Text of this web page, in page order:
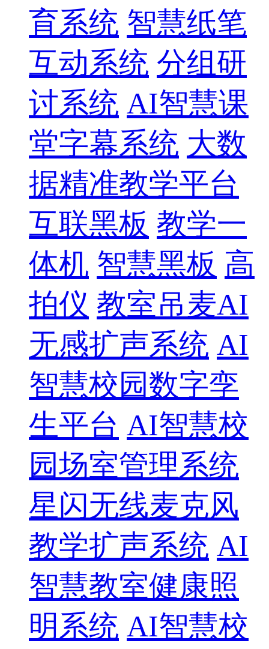
育系统 智慧纸笔
互动系统 分组研
讨系统 AI智慧课
堂字幕系统 大数
据精准教学平台
互联黑板 教学一
体机 智慧黑板 高
拍仪 教室吊麦AI
无感扩声系统 AI
智慧校园数字孪
生平台 AI智慧校
园场室管理系统
星闪无线麦克风
教学扩声系统 AI
智慧教室健康照
明系统 AI智慧校